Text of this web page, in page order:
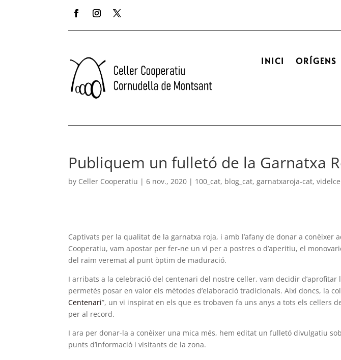
INICI ORÍGENS
Publiquem un fulletó de la Garnatxa
by Celler Cooperatiu |6 nov., 2020 | 100_cat, blog_cat,garnatxaroja-cat,
Captivats per la qualitat de la garnatxa roja, i amb l’afany de donar a
Cooperatiu, vam apostar per fer-ne un vi per a postres o d’aperitiu, el
del raïm veremat al punt òptim de maduració.
I arribats a la celebració del centenari del nostre celler, vam decidir
permetés posar en valor els mètodes d’elaboració tradicionals. Així doncs, la
Centenari”, un vi inspirat en els que es trobaven fa uns anys a tots els cellers
per al record.
I ara per donar-la a conèixer una mica més, hem editat un fulletó divulgatiu
punts d’informació i visitants de la zona.